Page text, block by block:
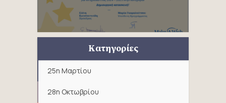
Κατηγορίες
25η Μαρτίου
28η Οκτωβρίου